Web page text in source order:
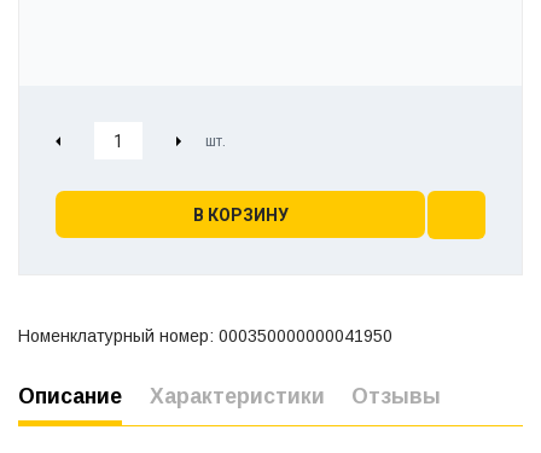
В КОРЗИНУ
Номенклатурный номер: 000350000000041950
Описание Характеристики Отзывы